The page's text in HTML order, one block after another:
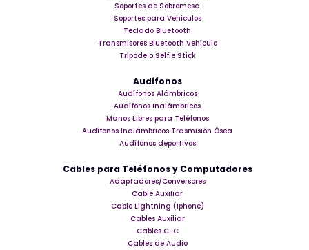
Soportes de Sobremesa
Soportes para Vehiculos
Teclado Bluetooth
Transmisores Bluetooth Vehículo
Trípode o Selfie Stick
Audífonos
Audífonos Alámbricos
Audífonos Inalámbricos
Manos Libres para Teléfonos
Audífonos Inalámbricos Trasmisión Ósea
Audífonos deportivos
Cables para Teléfonos y Computadores
Adaptadores/Conversores
Cable Auxiliar
Cable Lightning (Iphone)
Cables Auxiliar
Cables C-C
Cables de Audio